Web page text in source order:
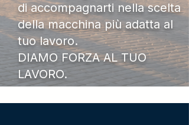
di accompagnarti nella scelta
della macchina più adatta al
tuo lavoro.
DIAMO FORZA AL TUO
LAVORO.